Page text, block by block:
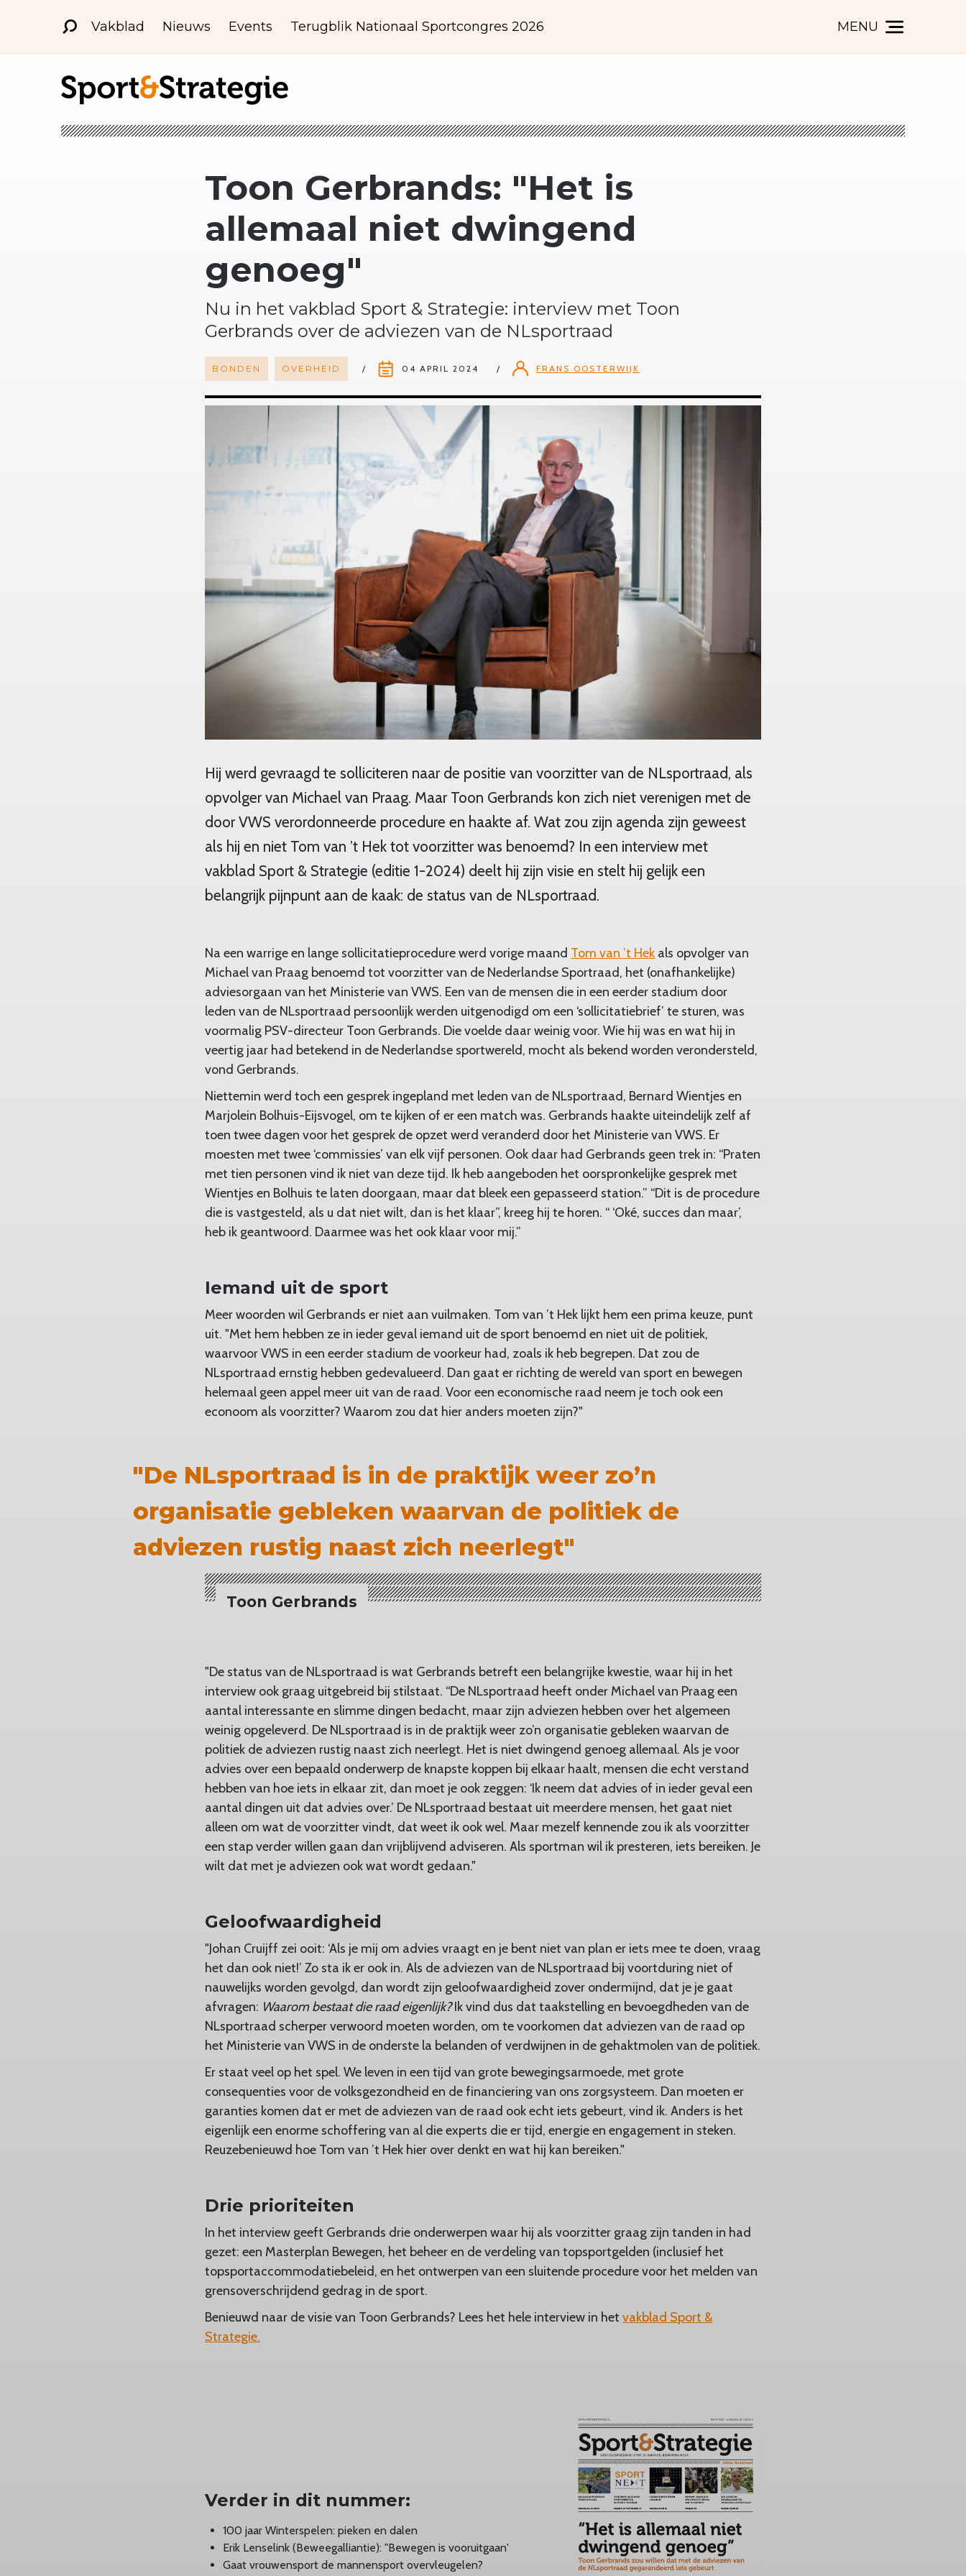
Vakblad Nieuws Events Terugblik Nationaal Sportcongres 2026 MENU
Toon Gerbrands: "Het is
allemaal niet dwingend
genoeg"
Nu in het vakblad Sport & Strategie: interview met Toon
Gerbrands over de adviezen van de NLsportraad
BONDEN OVERHEID 04 APRIL 2024 FRANS OOSTERWIJK
Hij werd gevraagd te solliciteren naar de positie van voorzitter van de NLsportraad, als
opvolger van Michael van Praag. Maar Toon Gerbrands kon zich niet verenigen met de
door VWS verordonneerde procedure en haakte af. Wat zou zijn agenda zijn geweest
als hij en niet Tom van ’t Hek tot voorzitter was benoemd? In een interview met
vakblad Sport & Strategie (editie 1-2024) deelt hij zijn visie en stelt hij gelijk een
belangrijk pijnpunt aan de kaak: de status van de NLsportraad.
Na een warrige en lange sollicitatieprocedure werd vorige maand Tom van ’t Hek als opvolger van
Michael van Praag benoemd tot voorzitter van de Nederlandse Sportraad, het (onafhankelijke)
adviesorgaan van het Ministerie van VWS. Een van de mensen die in een eerder stadium door
leden van de NLsportraad persoonlijk werden uitgenodigd om een ‘sollicitatiebrief’ te sturen, was
voormalig PSV-directeur Toon Gerbrands. Die voelde daar weinig voor. Wie hij was en wat hij in
veertig jaar had betekend in de Nederlandse sportwereld, mocht als bekend worden verondersteld,
vond Gerbrands.
Niettemin werd toch een gesprek ingepland met leden van de NLsportraad, Bernard Wientjes en
Marjolein Bolhuis-Eijsvogel, om te kijken of er een match was. Gerbrands haakte uiteindelijk zelf af
toen twee dagen voor het gesprek de opzet werd veranderd door het Ministerie van VWS. Er
moesten met twee ‘commissies’ van elk vijf personen. Ook daar had Gerbrands geen trek in: “Praten
met tien personen vind ik niet van deze tijd. Ik heb aangeboden het oorspronkelijke gesprek met
Wientjes en Bolhuis te laten doorgaan, maar dat bleek een gepasseerd station.” “Dit is de procedure
die is vastgesteld, als u dat niet wilt, dan is het klaar”, kreeg hij te horen. “ ‘Oké, succes dan maar’,
heb ik geantwoord. Daarmee was het ook klaar voor mij.”
Iemand uit de sport
Meer woorden wil Gerbrands er niet aan vuilmaken. Tom van ’t Hek lijkt hem een prima keuze, punt
uit. "Met hem hebben ze in ieder geval iemand uit de sport benoemd en niet uit de politiek,
waarvoor VWS in een eerder stadium de voorkeur had, zoals ik heb begrepen. Dat zou de
NLsportraad ernstig hebben gedevalueerd. Dan gaat er richting de wereld van sport en bewegen
helemaal geen appel meer uit van de raad. Voor een economische raad neem je toch ook een
econoom als voorzitter? Waarom zou dat hier anders moeten zijn?"
"De NLsportraad is in de praktijk weer zo’n
organisatie gebleken waarvan de politiek de
adviezen rustig naast zich neerlegt"
Toon Gerbrands
"De status van de NLsportraad is wat Gerbrands betreft een belangrijke kwestie, waar hij in het
interview ook graag uitgebreid bij stilstaat. “De NLsportraad heeft onder Michael van Praag een
aantal interessante en slimme dingen bedacht, maar zijn adviezen hebben over het algemeen
weinig opgeleverd. De NLsportraad is in de praktijk weer zo’n organisatie gebleken waarvan de
politiek de adviezen rustig naast zich neerlegt. Het is niet dwingend genoeg allemaal. Als je voor
advies over een bepaald onderwerp de knapste koppen bij elkaar haalt, mensen die echt verstand
hebben van hoe iets in elkaar zit, dan moet je ook zeggen: ‘Ik neem dat advies of in ieder geval een
aantal dingen uit dat advies over.’ De NLsportraad bestaat uit meerdere mensen, het gaat niet
alleen om wat de voorzitter vindt, dat weet ik ook wel. Maar mezelf kennende zou ik als voorzitter
een stap verder willen gaan dan vrijblijvend adviseren. Als sportman wil ik presteren, iets bereiken. Je
wilt dat met je adviezen ook wat wordt gedaan."
Geloofwaardigheid
"Johan Cruijff zei ooit: ‘Als je mij om advies vraagt en je bent niet van plan er iets mee te doen, vraag
het dan ook niet!’ Zo sta ik er ook in. Als de adviezen van de NLsportraad bij voortduring niet of
nauwelijks worden gevolgd, dan wordt zijn geloofwaardigheid zover ondermijnd, dat je je gaat
afvragen: Waarom bestaat die raad eigenlijk?Ik vind dus dat taakstelling en bevoegdheden van de
NLsportraad scherper verwoord moeten worden, om te voorkomen dat adviezen van de raad op
het Ministerie van VWS in de onderste la belanden of verdwijnen in de gehaktmolen van de politiek.
Er staat veel op het spel. We leven in een tijd van grote bewegingsarmoede, met grote
consequenties voor de volksgezondheid en de financiering van ons zorgsysteem. Dan moeten er
garanties komen dat er met de adviezen van de raad ook echt iets gebeurt, vind ik. Anders is het
eigenlijk een enorme schoffering van al die experts die er tijd, energie en engagement in steken.
Reuzebenieuwd hoe Tom van ’t Hek hier over denkt en wat hij kan bereiken."
Drie prioriteiten
In het interview geeft Gerbrands drie onderwerpen waar hij als voorzitter graag zijn tanden in had
gezet: een Masterplan Bewegen, het beheer en de verdeling van topsportgelden (inclusief het
topsportaccommodatiebeleid, en het ontwerpen van een sluitende procedure voor het melden van
grensoverschrijdend gedrag in de sport.
Benieuwd naar de visie van Toon Gerbrands? Lees het hele interview in hetvakblad Sport &
Strategie.
Verder in dit nummer:
100 jaar Winterspelen: pieken en dalen
Erik Lenselink (Beweegalliantie): "Bewegen is vooruitgaan'
Gaat vrouwensport de mannensport overvleugelen?